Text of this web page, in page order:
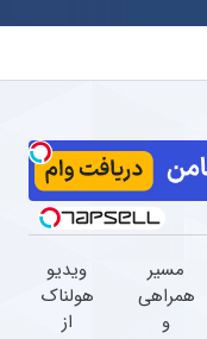
مسیر
همراهی
و
ویدیو
هولناک
از